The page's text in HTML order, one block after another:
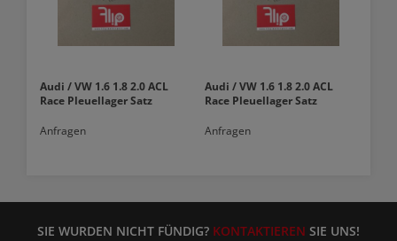
Audi / VW 1.6 1.8 2.0 ACL
Race Pleuellager Satz
Anfragen
Audi / VW 1.6 1.8 2.0 ACL
Race Pleuellager Satz
Anfragen
SIE WURDEN NICHT FÜNDIG? KONTAKTIEREN SIE UNS!